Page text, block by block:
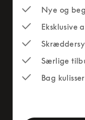
Nye og
Eksklusive
Særlige
Bag